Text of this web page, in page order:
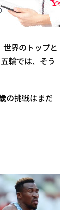
界のトップと
輪では、そう
の挑戦はまだ